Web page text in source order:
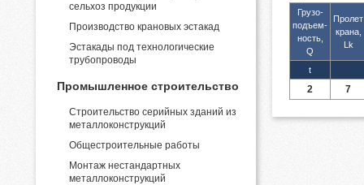
сельхоз продукции
Производство крановых эстакад
Эстакады под технологические
трубопроводы
Промышленное строительство
Строительство серийных зданий из
металлоконструкций
Общестроительные работы
Монтаж нестандартных
металлоконструкций
Грузо-
подъем-
ность,
Q
Пролет
крана,
Lk
t
2 7